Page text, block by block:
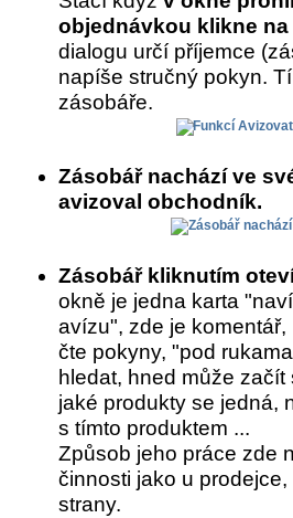
objednávkou klikne
dialogu určí příjemce
napíše stručný pokyn.
zásobáře.
Zásobář nachází ve
avizoval obchodník.
Zásobář kliknutím
okně je jedna karta
avízu", zde je
čte pokyny, "pod
hledat, hned může
jaké produkty se jedná,
s tímto produktem ...
Způsob jeho práce zde
činnosti jako u
strany.